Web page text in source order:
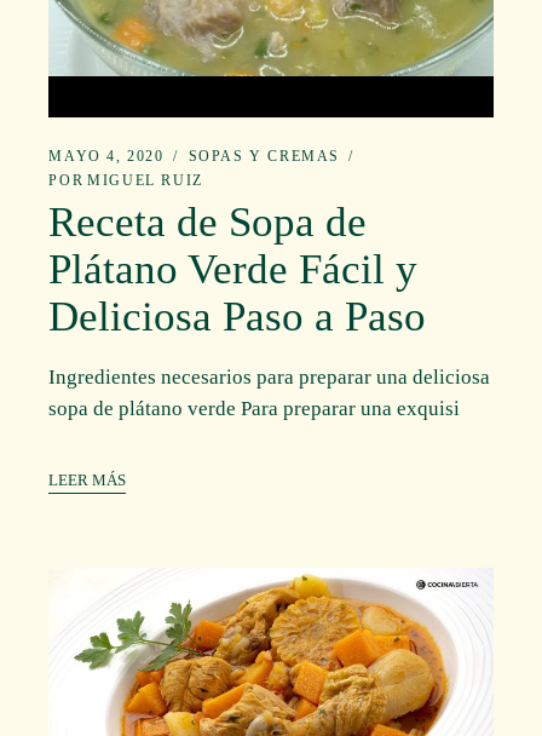
MAYO 4, 2020
SOPAS Y CREMAS
POR MIGUEL RUIZ
Receta de Sopa de
Plátano Verde Fácil y
Deliciosa Paso a Paso
Ingredientes necesarios para preparar una deliciosa
sopa de plátano verde Para preparar una exquisi
LEER MÁS